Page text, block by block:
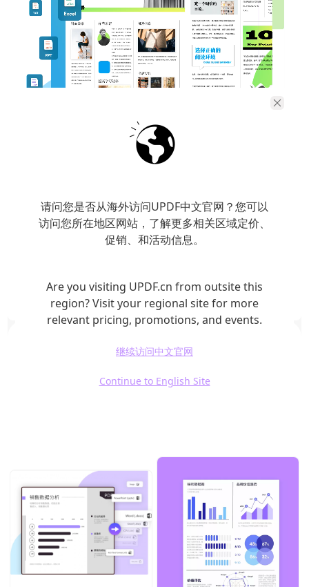
请问您是否从海外访问UPDF中文官网？您可以
访问您所在地区网站，了解更多相关区域定价、
促销、和活动信息。
Are you visiting UPDF.cn from outsite this
region? Visit your regional site for more
relevant pricing, promotions, and events.
继续访问中文官网
Continue to English Site
总的来说，将PDF文档转曲可以帮助我们更好地
理的便利性。希望上述内容对您有所帮助。
立即下载
更多文章